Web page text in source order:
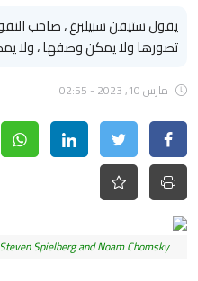
حلحول
أخبار
تكنلوجيا
علوم
رياضة
الطقس
يقول ستيفن سبيلبرغ ، صاحب
تصورها ولا يمكن وصفها ، ولا
مارس 10, 2023 - 02:55
Steven Spielberg and Noam Chomsky